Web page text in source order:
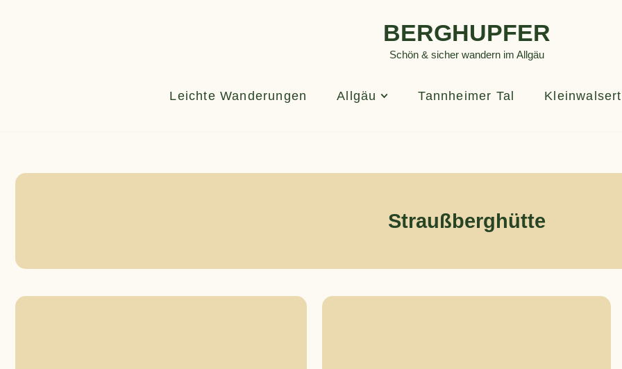
BERGHUPFER
Schön & sicher wandern im Allgäu
Leichte Wanderungen Allgäu Tannheimer Tal
Straußberghütte